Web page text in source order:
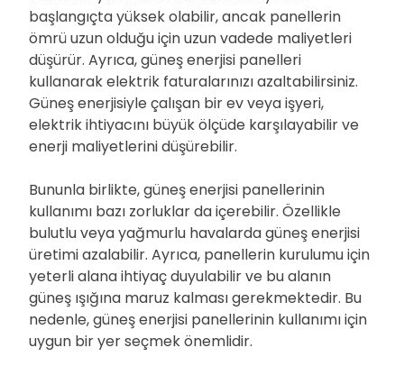
başlangıçta yüksek olabilir, ancak panellerin
ömrü uzun olduğu için uzun vadede maliyetleri
düşürür. Ayrıca, güneş enerjisi panelleri
kullanarak elektrik faturalarınızı azaltabilirsiniz.
Güneş enerjisiyle çalışan bir ev veya işyeri,
elektrik ihtiyacını büyük ölçüde karşılayabilir ve
enerji maliyetlerini düşürebilir.
Bununla birlikte, güneş enerjisi panellerinin
kullanımı bazı zorluklar da içerebilir. Özellikle
bulutlu veya yağmurlu havalarda güneş enerjisi
üretimi azalabilir. Ayrıca, panellerin kurulumu için
yeterli alana ihtiyaç duyulabilir ve bu alanın
güneş ışığına maruz kalması gerekmektedir. Bu
nedenle, güneş enerjisi panellerinin kullanımı için
uygun bir yer seçmek önemlidir.